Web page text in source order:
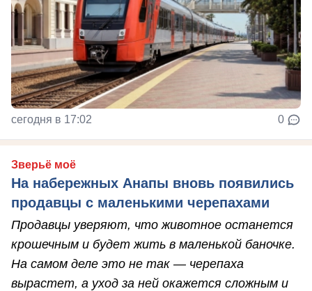
сегодня в 17:02 0
Зверьё моё
На набережных Анапы вновь появились
продавцы с маленькими черепахами
Продавцы уверяют, что животное останется
крошечным и будет жить в маленькой баночке.
На самом деле это не так — черепаха
вырастет, а уход за ней окажется сложным и